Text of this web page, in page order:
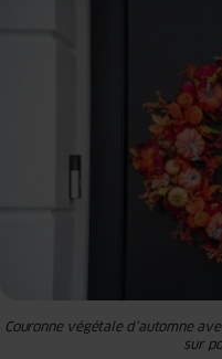
Couronne végétale d’automne
sur